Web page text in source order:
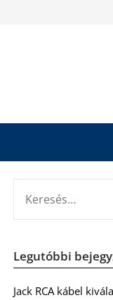
Legutóbbi
Jack RCA kábel